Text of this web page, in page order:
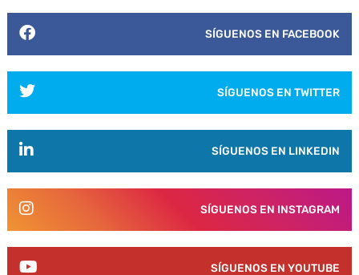
SÍGUENOS EN FACEBOOK
SÍGUENOS EN TWITTER
SÍGUENOS EN LINKEDIN
SÍGUENOS EN INSTAGRAM
SÍGUENOS EN YOUTUBE